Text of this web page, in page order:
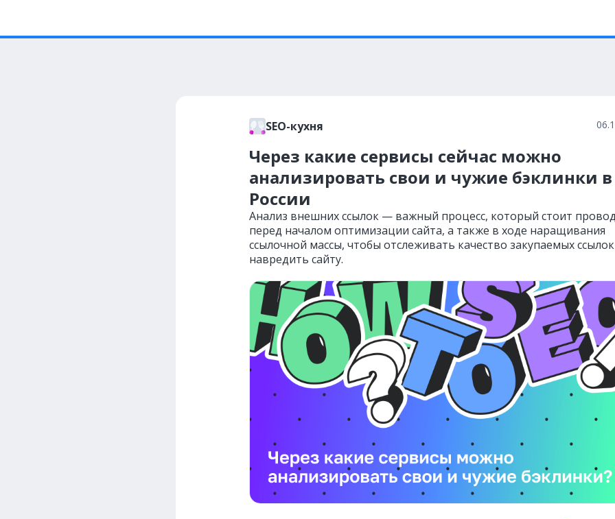
SEO-кухня
Через какие сервисы сейчас можно
анализировать свои и чужие бэклинки в
России
Анализ внешних ссылок — важный процесс, который стоит
перед началом оптимизации сайта, а также в ходе наращивания
ссылочной массы, чтобы отслеживать качество закупаемых
навредить сайту.